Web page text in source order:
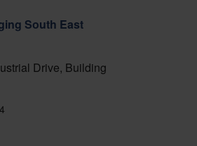
South East
Drive, Building